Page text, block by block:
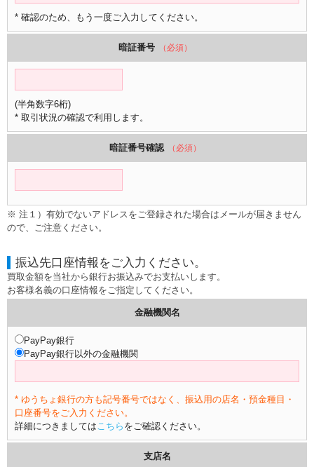
* 確認のため、もう一度ご入力してください。
暗証番号 （必須）
(半角数字6桁)
* 取引状況の確認で利用します。
暗証番号確認 （必須）
※ 注１）有効でないアドレスをご登録された場合はメールが届きません
ので、ご注意ください。
振込先口座情報をご入力ください。
買取金額を当社から銀行お振込みでお支払いします。
お客様名義の口座情報をご指定してください。
金融機関名
PayPay銀行
PayPay銀行以外の金融機関
* ゆうちょ銀行の方も記号番号ではなく、振込用の店名・預金種目・
口座番号をご入力ください。
詳細につきましてはこちら をご確認ください。
支店名